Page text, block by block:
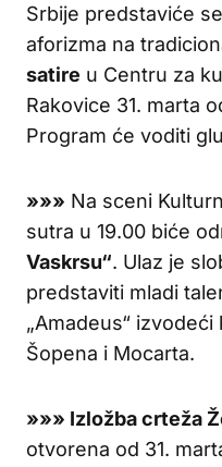
Srbije predstaviće
aforizma na
satire u Centru za
Rakovice 31. marta
Program će voditi
»»» Na sceni
sutra u 19.00 biće
Vaskrsu“. Ulaz je
predstaviti mladi
„Amadeus“
Šopena i Mocarta.
»»» Izložba crteža
otvorena od 31.